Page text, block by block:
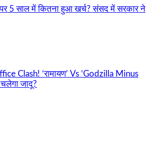
पर 5 साल में कितना हुआ खर्च? संसद में सरकार ने
Clash! ‘रामायण’ Vs ‘Godzilla Minus
जादू?